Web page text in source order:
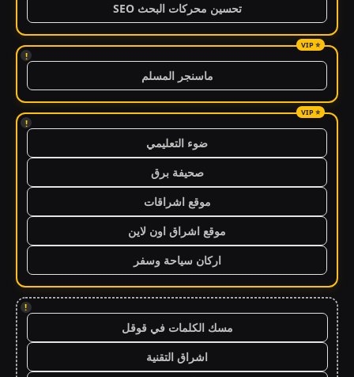
تحسين محركات البحث SEO
!
ماسنجر المسلم
!
ضوء التعليمي
صحيفة برق
موقع اشراقات
موقع اشراق اون لاين
اركان سياحة وسفر
!
مسك الكلمات في قوقل
اشراق التقنية